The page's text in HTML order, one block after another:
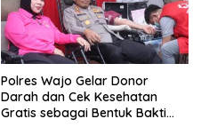
Polres Wajo Gelar Donor
Darah dan Cek Kesehatan
Gratis sebagai Bentuk Bakti